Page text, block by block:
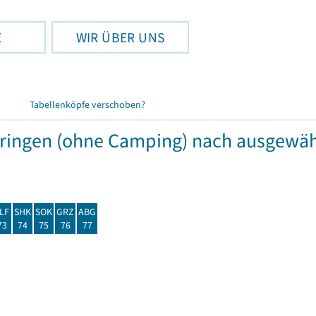
WIR ÜBER UNS
Tabellenköpfe verschoben?
(ohne Camping) nach
SHK
74
SOK
75
GRZ
76
ABG
77